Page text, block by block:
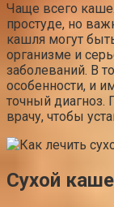
Чаще всего
простуде, но
кашля могут
организме и
заболеваний. В
особенности, и
точный диагноз.
врачу, чтобы
Сухой